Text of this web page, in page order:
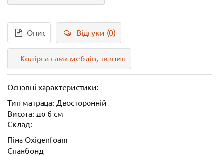
Опис Відгуки (0)
Колірна гама меблів, тканин
Основні характеристики:
Тип матраца: Двосторонній
Висота: до 6 см
Склад:
Піна Оxigenfoam
Спанбонд